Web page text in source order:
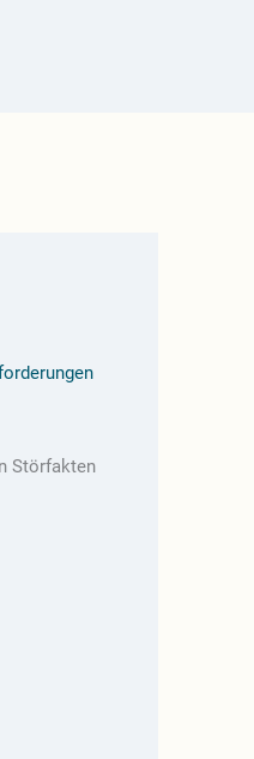
Störfakten